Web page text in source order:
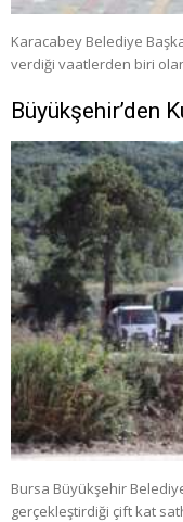
Karacabey Belediye
verdiği vaatlerden biri
Büyükşehir’den
Bursa Büyükşehir
gerçekleştirdiği çift kat